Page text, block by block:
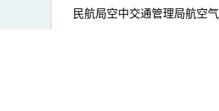
民航局空中交通管理局航空